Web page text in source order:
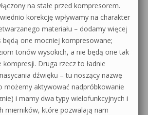
na stałe przed kompresorem.
korekcję wpływamy na charakter
materiału – dodamy więcej
one mocniej kompresowane;
tonów wysokich, a nie będą one tak
kompresji. Druga rzecz to ładnie
dźwięku – tu noszący nazwę
możemy aktywować nadpróbkowanie
i mamy dwa typy wielofunkcyjnych i
mierników, które pozwalają nam